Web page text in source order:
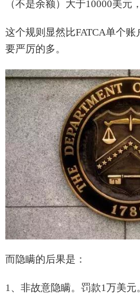
（不是余额）大于10000美元
这个规则显然比FATCA单个
要严厉的多。
而隐瞒的后果是：
1、非故意隐瞒。罚款1万美元